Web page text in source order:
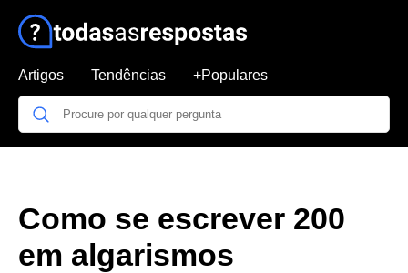
Artigos Tendências +Populares
Como se escrever 200
em algarismos